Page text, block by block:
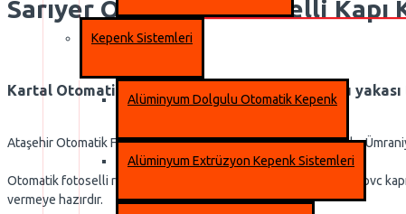
Kepenk Sistemleri
Alüminyum Dolgulu Otomatik Kepenk
Alüminyum Extrüzyon Kepenk Sistemleri
Sarıyer Otomatik Fotoselli Kapı
Kartal Otomatik Fotoselli Kapı Servisi ; Anadolu
Ataşehir Otomatik Fotoselli Kapı Servisi , Ataşehir, Pendik, Tuzla,
Otomatik fotoselli radarlı kapılarınız yada otomatik kepenk, hızlı pvc
vermeye hazırdır.